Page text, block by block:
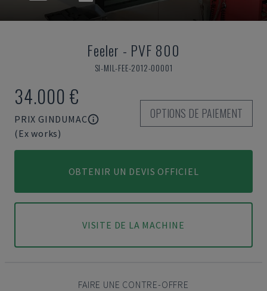
Feeler - PVF 800
SI-MIL-FEE-2012-00001
34.000 €
PRIX GINDUMAC
(Ex works)
OPTIONS DE PAIEMENT
OBTENIR UN DEVIS OFFICIEL
VISITE DE LA MACHINE
FAIRE UNE CONTRE-OFFRE